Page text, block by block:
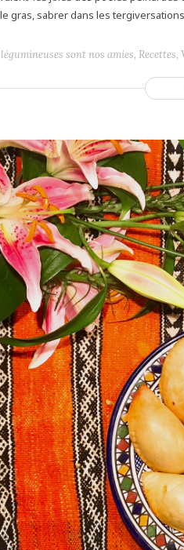
gras, sabrer dans les
sont nos amies, Recettes,